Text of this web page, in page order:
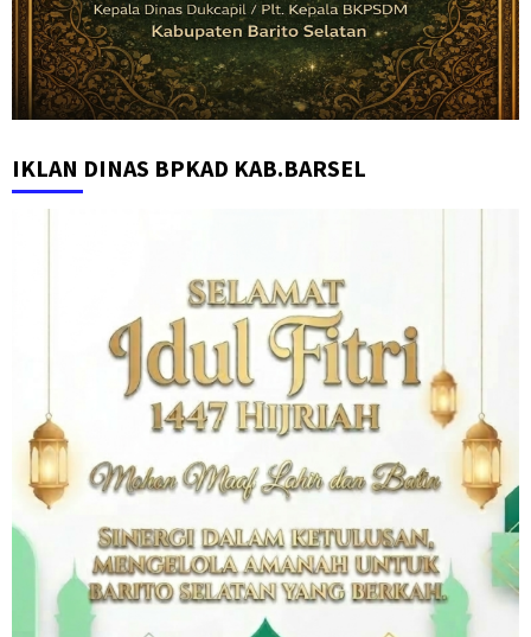
IKLAN DINAS BPKAD KAB.BARSEL